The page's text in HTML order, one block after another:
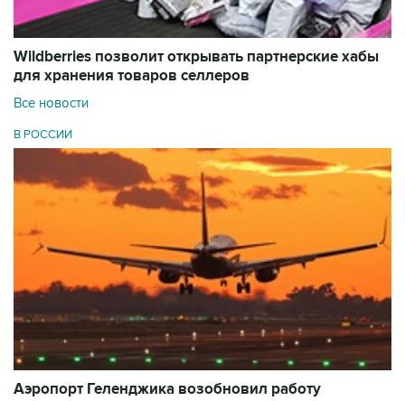
Wildberries позволит открывать партнерские хабы
для хранения товаров селлеров
Все новости
В РОССИИ
Аэропорт Геленджика возобновил работу